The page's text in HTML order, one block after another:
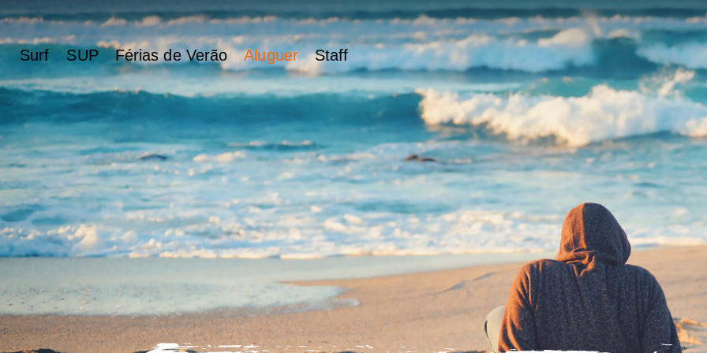
Surf SUP Férias de Verão Aluguer Staff